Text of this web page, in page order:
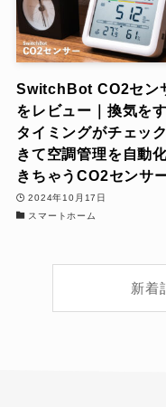
SwitchBot CO2セン
をレビュー｜換気を
タイミングがチェッ
きて空調管理を自動
きちゃうCO2センサ
2024年10月17日
スマートホーム
新着